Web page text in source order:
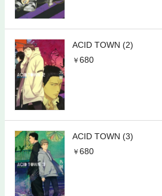
ACID TOWN (2)
680
ACID TOWN (3)
680